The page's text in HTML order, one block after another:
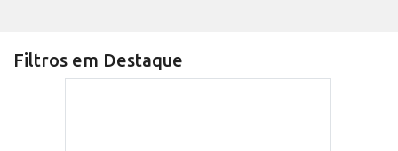
Filtros em Destaque